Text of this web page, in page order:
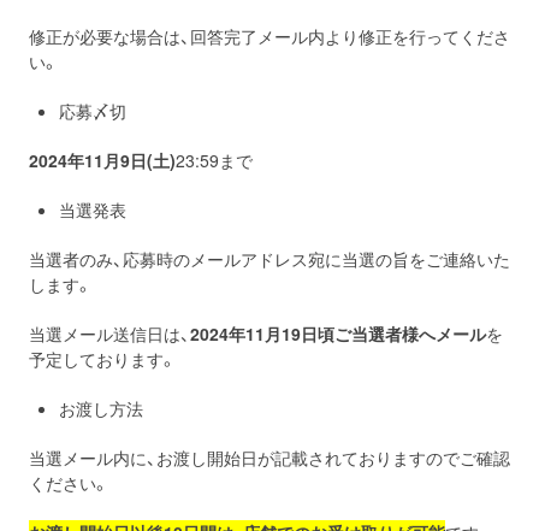
修正が必要な場合は、回答完了メール内より修正を行ってくださ
い。
応募〆切
2024年11月9日(土)23:59まで
当選発表
当選者のみ、応募時のメールアドレス宛に当選の旨をご連絡いた
します。
当選メール送信日は、2024年11月19日頃ご当選者様へメールを
予定しております。
お渡し方法
当選メール内に、お渡し開始日が記載されておりますのでご確認
ください。